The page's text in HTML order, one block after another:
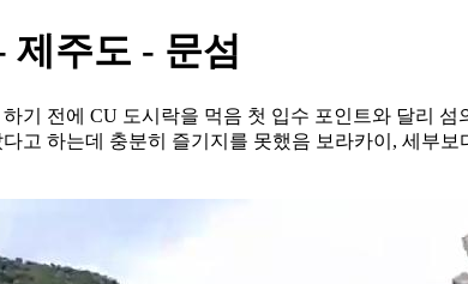
제주도 - 문섬
기 전에 CU 도시락을 먹음 첫 입수 포인트와 달리
고 하는데 충분히 즐기지를 못했음 보라카이, 세부